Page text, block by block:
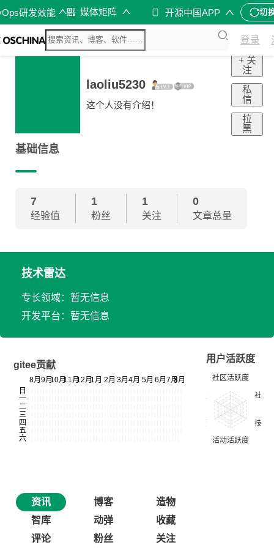
研发效能 媒体矩阵 开源中国APP 切
登录
laoliu5230
这个人没有介绍！
+ 关
注
私
信
拉
黑
基础信息
7
经验值
1
粉丝
1
关注
0
文章总量
技术雷达
专长领域：暂无信息
开发平台：暂无信息
gitee贡献
用户活跃度
资讯 博客
造物
智库
动弹
收藏
评论
粉丝 关注